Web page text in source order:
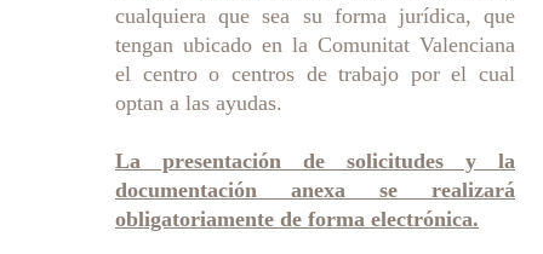
cualquiera que sea su forma jurídica, que
tengan ubicado en la Comunitat Valenciana
el centro o centros de trabajo por el cual
optan a las ayudas.
La presentación de solicitudes y la
documentación anexa se realizará
obligatoriamente de forma electrónica.